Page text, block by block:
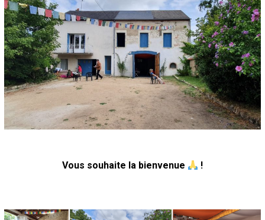
Vous souhaite la bienvenue !